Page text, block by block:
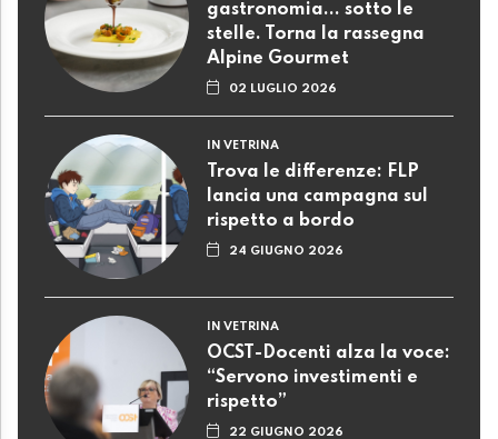
gastronomia... sotto le
stelle. Torna la rassegna
Alpine Gourmet
02 LUGLIO 2026
IN VETRINA
Trova le differenze: FLP
lancia una campagna sul
rispetto a bordo
24 GIUGNO 2026
IN VETRINA
OCST-Docenti alza la voce:
“Servono investimenti e
rispetto”
22 GIUGNO 2026